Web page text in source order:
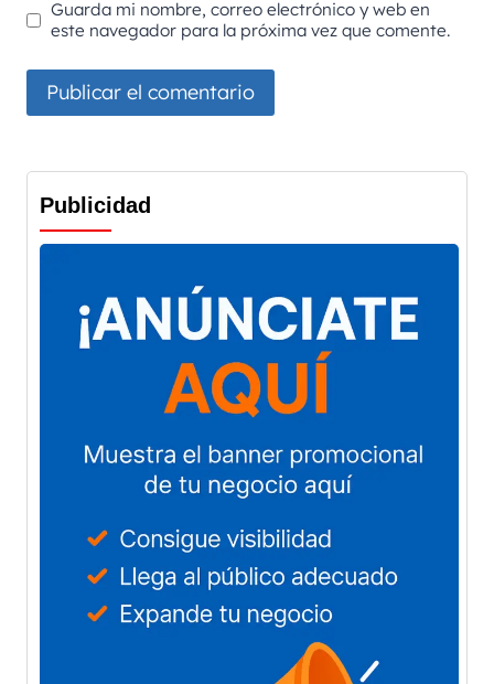
Guarda mi nombre, correo electrónico y web en
este navegador para la próxima vez que comente.
Publicidad